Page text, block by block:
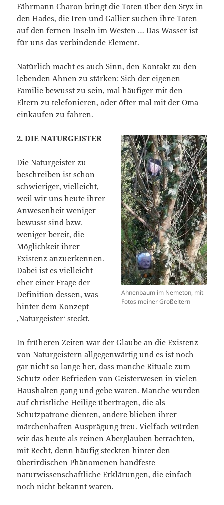
Fährmann Charon bringt die Toten über den Styx in
den Hades, die Iren und Gallier suchen ihre Toten
auf den fernen Inseln im Westen … Das Wasser ist
für uns das verbindende Element.
Natürlich macht es auch Sinn, den Kontakt zu den
lebenden Ahnen zu stärken: Sich der eigenen
Familie bewusst zu sein, mal häufiger mit den
Eltern zu telefonieren, oder öfter mal mit der Oma
einkaufen zu fahren.
Ahnenbaum im Nemeton, mit
Fotos meiner Großeltern
2. DIE NATURGEISTER
Die Naturgeister zu
beschreiben ist schon
schwieriger, vielleicht,
weil wir uns heute ihrer
Anwesenheit weniger
bewusst sind bzw.
weniger bereit, die
Möglichkeit ihrer
Existenz anzuerkennen.
Dabei ist es vielleicht
eher einer Frage der
Definition dessen, was
hinter dem Konzept
‚Naturgeister‘ steckt.
In früheren Zeiten war der Glaube an die Existenz
von Naturgeistern allgegenwärtig und es ist noch
gar nicht so lange her, dass manche Rituale zum
Schutz oder Befrieden von Geisterwesen in vielen
Haushalten gang und gebe waren. Manche wurden
auf christliche Heilige übertragen, die als
Schutzpatrone dienten, andere blieben ihrer
märchenhaften Ausprägung treu. Vielfach würden
wir das heute als reinen Aberglauben betrachten,
mit Recht, denn häufig steckten hinter den
überirdischen Phänomenen handfeste
naturwissenschaftliche Erklärungen, die einfach
noch nicht bekannt waren.